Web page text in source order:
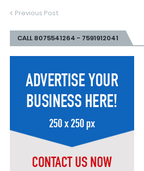
Previous Post
CALL 8075541264 - 7591912041